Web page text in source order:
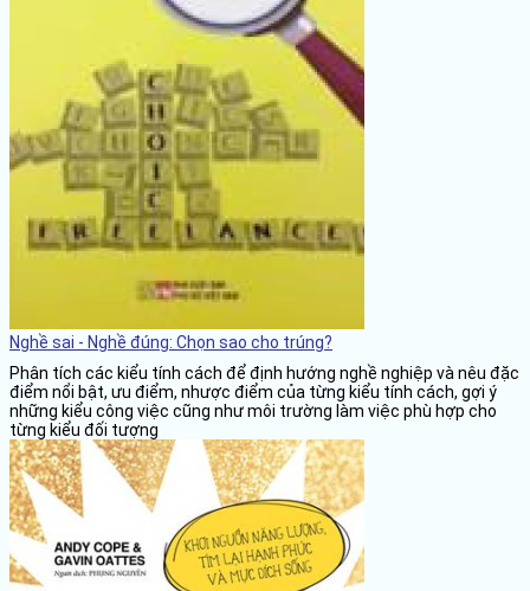
Nghề sai - Nghề đúng: Chọn sao cho trúng?
Phân tích các kiểu tính cách để định hướng nghề nghiệp và nêu đặc
điểm nổi bật, ưu điểm, nhược điểm của từng kiểu tính cách, gợi ý
những kiểu công việc cũng như môi trường làm việc phù hợp cho
từng kiểu đối tượng